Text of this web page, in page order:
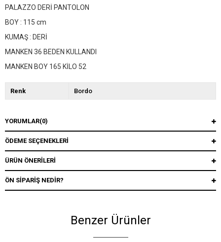
PALAZZO DERİ PANTOLON
BOY : 115 cm
KUMAŞ : DERİ
MANKEN 36 BEDEN KULLANDI
MANKEN BOY 165 KİLO 52
Renk Bordo
YORUMLAR(0)
ÖDEME SEÇENEKLERI
ÜRÜN ÖNERILERI
ÖN SIPARIŞ NEDIR?
Benzer Ürünler